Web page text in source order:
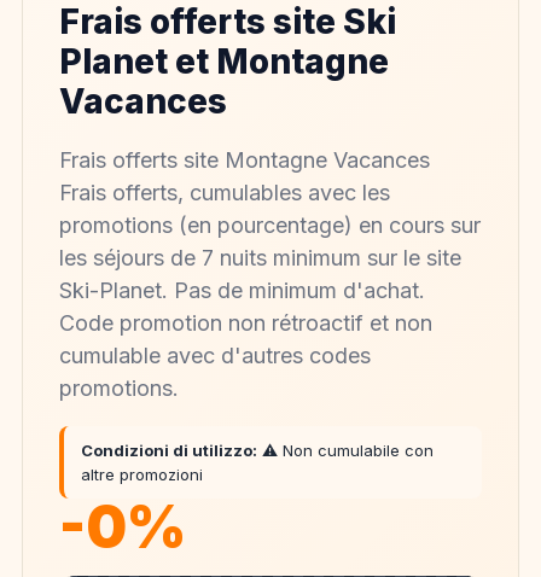
Frais offerts site Ski
Planet et Montagne
Vacances
Frais offerts site Montagne Vacances
Frais offerts, cumulables avec les
promotions (en pourcentage) en cours sur
les séjours de 7 nuits minimum sur le site
Ski-Planet. Pas de minimum d'achat.
Code promotion non rétroactif et non
cumulable avec d'autres codes
promotions.
Condizioni di utilizzo: ⚠️ Non cumulabile con
altre promozioni
-0%